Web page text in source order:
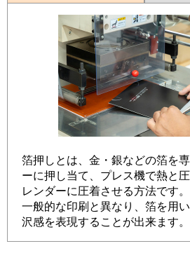
箔押しとは、金・銀などの箔を
ーに押し当て、プレス機で熱と
レンダーに圧着させる方法です。
一般的な印刷と異なり、箔を用
沢感を表現することが出来ます。